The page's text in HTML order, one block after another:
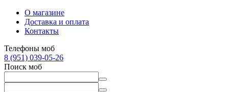
О магазине
Доставка и оплата
Контакты
Телефоны моб
8 (951) 039-05-26
Поиск моб